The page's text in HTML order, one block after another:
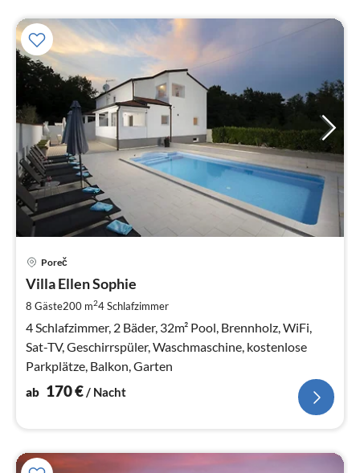
Poreč
Villa Ellen Sophie
8 Gäste200 m24Schlafzimmer
4 Schlafzimmer, 2 Bäder, 32m² Pool, Brennholz, WiFi,
Sat-TV, Geschirrspüler, Waschmaschine, kostenlose
Parkplätze, Balkon, Garten
ab 170€/ Nacht